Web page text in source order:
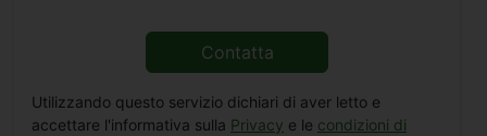
Contatta
Utilizzando questo servizio dichiari di aver letto e
accettare l'informativa sulla Privacy e le condizioni di